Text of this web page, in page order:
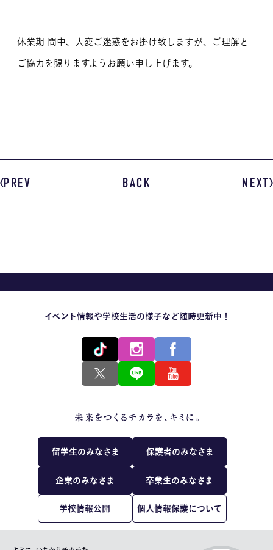
休業期 間中、大変ご迷惑をお掛け致しますが、ご理解と
ご協力を賜りますようお願い申し上げます。
PREV BACK NEXT
イベント情報や学校生活の様子など随時更新中！
留学生のみなさま 保護者のみなさま
企業のみなさま 卒業生のみなさま
学校情報公開 個人情報保護について